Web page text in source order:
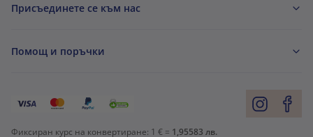
Присъединете се към нас
Помощ и поръчки
Фиксиран курс на конвертиране: 1 € = 1,95583 лв.